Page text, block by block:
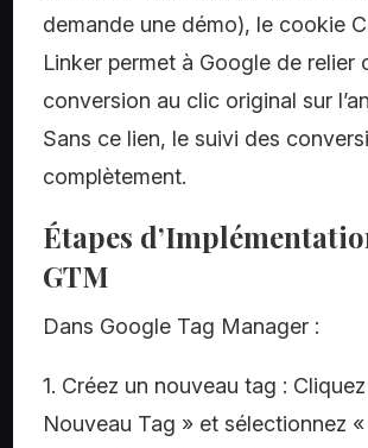
demande une démo), le cookie
Linker permet à Google de relier
conversion au clic original sur
Sans ce lien, le suivi des
complètement.
Étapes
GTM
Dans Google Tag Manager :
1. Créez un nouveau tag :
Nouveau Tag » et sélectionnez